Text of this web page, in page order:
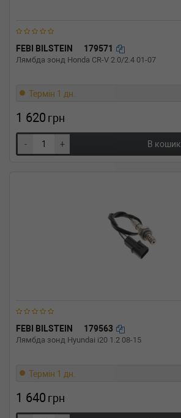
FEBI BILSTEIN 179571
Лямбда зонд Honda CR-V 2.0/2.4 01-07
Термін 1 дн.
1 620 грн
- + В кошик
FEBI BILSTEIN 179563
Лямбда зонд Hyundai i20 1.2 08-15
Термін 1 дн.
1 640 грн